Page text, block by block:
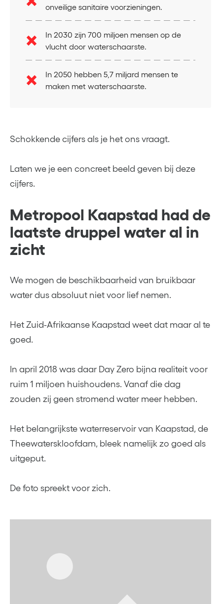
onveilige sanitaire voorzieningen.
In 2030 zijn 700 miljoen mensen op de
vlucht door waterschaarste.
In 2050 hebben 5,7 miljard mensen te
maken met waterschaarste.
Schokkende cijfers als je het ons vraagt.
Laten we je een concreet beeld geven bij deze
cijfers.
Metropool Kaapstad had de
laatste druppel water al in
zicht
We mogen de beschikbaarheid van bruikbaar
water dus absoluut niet voor lief nemen.
Het Zuid-Afrikaanse Kaapstad weet dat maar al te
goed.
In april 2018 was daar Day Zero bijna realiteit voor
ruim 1 miljoen huishoudens. Vanaf die dag
zouden zij geen stromend water meer hebben.
Het belangrijkste waterreservoir van Kaapstad, de
Theewaterskloofdam, bleek namelijk zo goed als
uitgeput.
De foto spreekt voor zich.